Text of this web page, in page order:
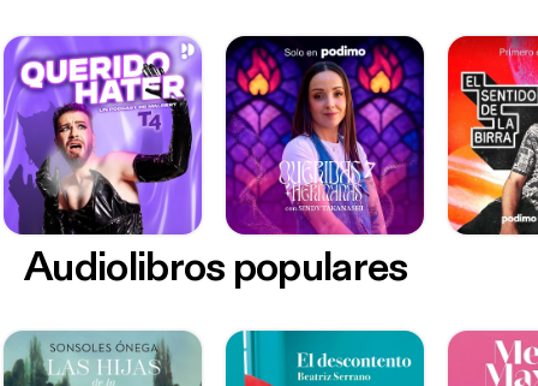
Audiolibros populares